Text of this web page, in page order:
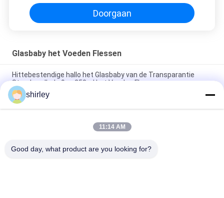
Doorgaan
Glasbaby het Voeden Flessen
Hittebestendige hallo het Glasbaby van de Transparantie
Standaardhals 9oz 250ml het Voeden Flessen
Hittebestendige Standaard de Baby van het Hals9oz 250ml
Glas het Voeden Flessen
van de Halsborosilicate van 125ml 4oz Standaard het
shirley
11:14 AM
Good day, what product are you looking for?